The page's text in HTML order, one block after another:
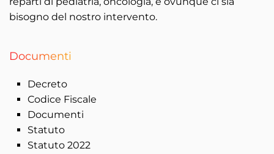
bisogno del nostro intervento.
Documenti
Decreto
Codice Fiscale
Documenti
Statuto
Statuto 2022